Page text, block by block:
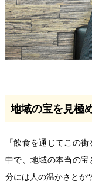
地域の宝を見極
「飲食を通じてこの
中で、地域の本当の
分には人の温かさとか